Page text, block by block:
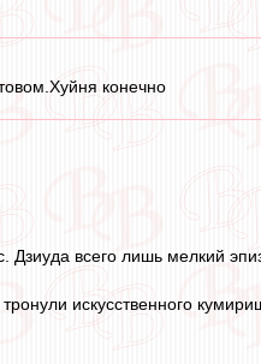
конечно
всего лишь мелкий
искусственного